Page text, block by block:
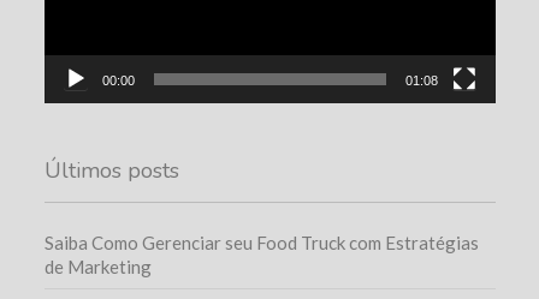
00:00 01:08
Últimos posts
Saiba Como Gerenciar seu Food Truck com Estratégias
de Marketing